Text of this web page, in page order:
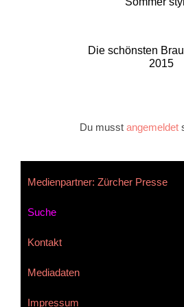
Die schönsten
2015
Du musst angemeldet
Medienpartner: Zürcher Presse
Suche
Kontakt
Mediadaten
Impressum